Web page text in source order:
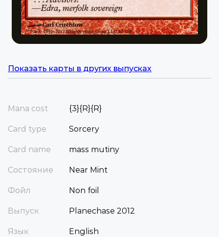
Показать карты в других выпусках
Mana cost {3}{R}{R}
Card type Sorcery
Card name mass mutiny
Состояние Near Mint
Фойл Non foil
Выпуск Planechase 2012
Язык English